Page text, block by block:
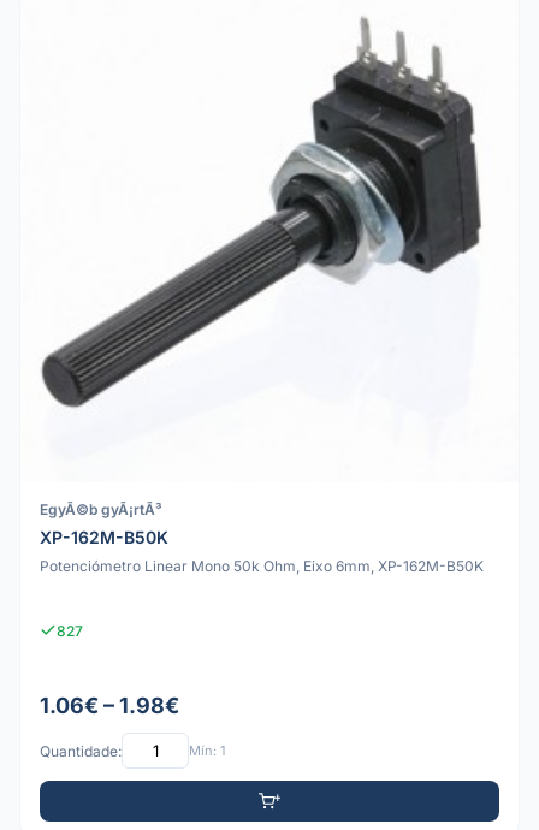
EgyÃ©b gyÃ¡rtÃ³
XP-162M-B50K
Potenciómetro Linear Mono 50k Ohm, Eixo 6mm, XP-162M-B50K
827
1.06€ – 1.98€
Quantidade: Mín: 1